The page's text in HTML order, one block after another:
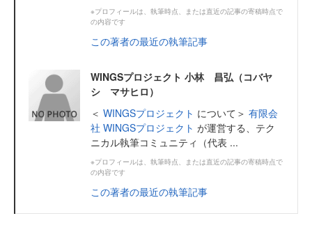
※プロフィールは、執筆時点、または直近の記事の寄稿時点で
の内容です
この著者の最近の執筆記事
WINGSプロジェクト 小林 昌弘（コバヤ
シ マサヒロ）
＜ WINGSプロジェクト について＞ 有限会
社 WINGSプロジェクト が運営する、テク
ニカル執筆コミュニティ（代表 ...
※プロフィールは、執筆時点、または直近の記事の寄稿時点で
の内容です
この著者の最近の執筆記事